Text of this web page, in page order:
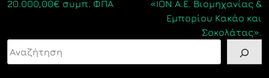
20.000,00€ συμπ. ΦΠΑ
«ΙΟΝ Α.Ε. Βιομηχανίας &
Εμπορίου Κακάο και
Σοκολάτας».
Αναζήτηση